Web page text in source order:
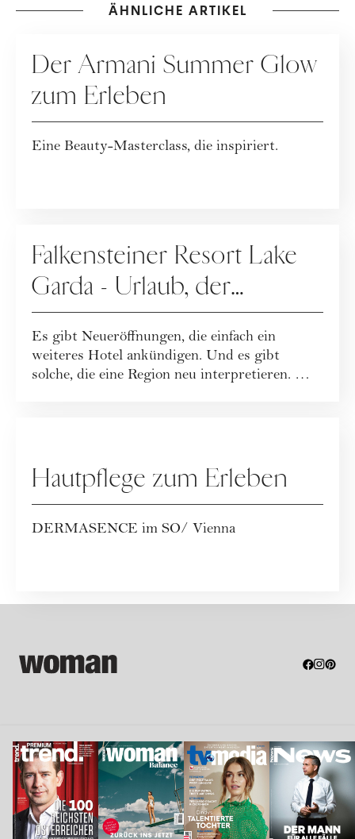
ÄHNLICHE ARTIKEL
Der Armani Summer Glow
zum Erleben
Eine Beauty-Masterclass, die inspiriert.
Falkensteiner Resort Lake
Garda - Urlaub, der
Leichtigkeit neu definiert
Es gibt Neueröffnungen, die einfach ein
weiteres Hotel ankündigen. Und es gibt
solche, die eine Region neu interpretieren. Mit
Hautpflege zum Erleben
DERMASENCE im SO/ Vienna